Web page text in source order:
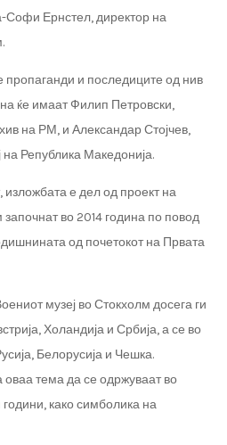
Софи Ернстел, директор на
пропаганди и последиците од нив
ќе имаат Филип Петровски,
на РМ, и Александар Стојчев,
Република Македонија.
е дел од проект на
во 2014 година по повод
од почетокот на Првата
музеј во Стокхолм досега ги
Холандија и Србија, а се во
Белорусија и Чешка.
тема да се одржуваат во
како симболика на